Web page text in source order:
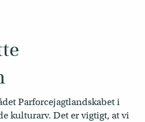
Parforcejagtlandskabet i
kulturarv. Det er vigtigt, at vi